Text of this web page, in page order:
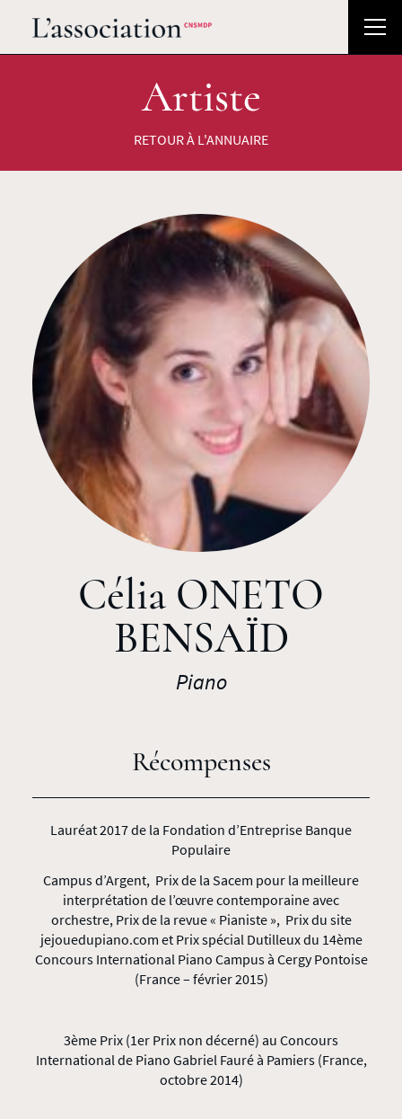
Artiste
RETOUR À L'ANNUAIRE
Célia ONETO
BENSAÏD
Piano
Récompenses
Lauréat 2017 de la Fondation d’Entreprise Banque
Populaire
Campus d’Argent, Prix de la Sacem pour la meilleure
interprétation de l’œuvre contemporaine avec
orchestre, Prix de la revue « Pianiste », Prix du site
jejouedupiano.com et Prix spécial Dutilleux du 14ème
Concours International Piano Campus à Cergy Pontoise
(France – février 2015)
3ème Prix (1er Prix non décerné) au Concours
International de Piano Gabriel Fauré à Pamiers (France,
octobre 2014)